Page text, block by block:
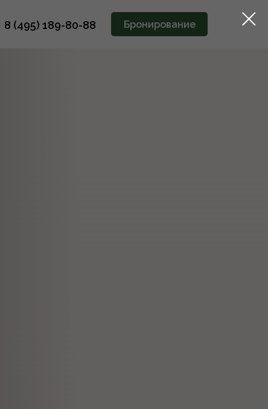
Бронирование
8 (495) 189-80-88